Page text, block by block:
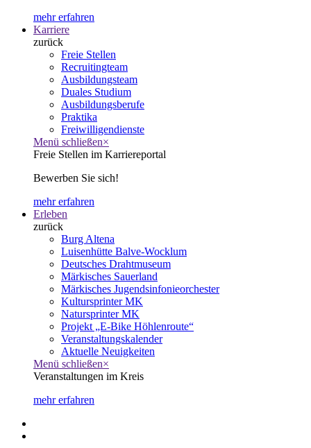
mehr erfahren
Karriere
zurück
Freie Stellen
Recruitingteam
Ausbildungsteam
Duales Studium
Ausbildungsberufe
Praktika
Freiwilligendienste
Menü schließen×
Freie Stellen im Karriereportal
Bewerben Sie sich!
mehr erfahren
Erleben
zurück
Burg Altena
Luisenhütte Balve-Wocklum
Deutsches Drahtmuseum
Märkisches Sauerland
Märkisches Jugendsinfonieorchester
Kultursprinter MK
Natursprinter MK
Projekt „E-Bike Höhlenroute“
Veranstaltungskalender
Aktuelle Neuigkeiten
Menü schließen×
Veranstaltungen im Kreis
mehr erfahren